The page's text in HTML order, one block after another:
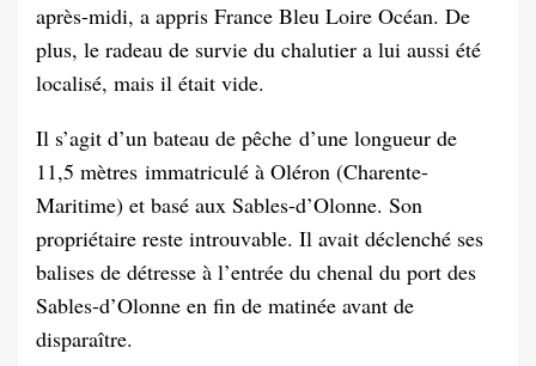
après-midi, a appris France Bleu Loire Océan. De
plus, le radeau de survie du chalutier a lui aussi été
localisé, mais il était vide.
Il s’agit d’un bateau de pêche d’une longueur de
11,5 mètres immatriculé à Oléron (Charente-
Maritime) et basé aux Sables-d’Olonne. Son
propriétaire reste introuvable. Il avait déclenché ses
balises de détresse à l’entrée du chenal du port des
Sables-d’Olonne en fin de matinée avant de
disparaître.